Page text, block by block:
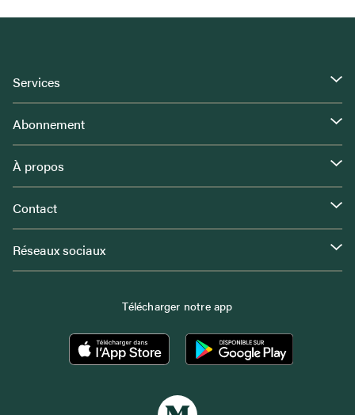
Services
Abonnement
À propos
Contact
Réseaux sociaux
Télécharger notre app